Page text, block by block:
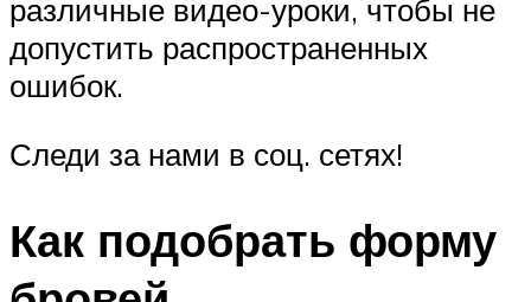
различные видео-уроки, чтобы не
допустить распространенных
ошибок.
Следи за нами в соц. сетях!
Как подобрать форму